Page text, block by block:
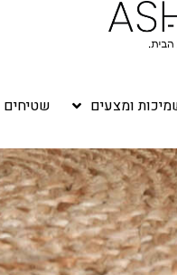
ומצעים שטיחים